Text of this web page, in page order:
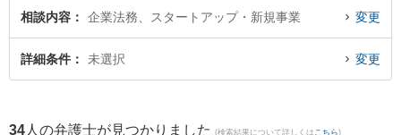
情報や弁護士費用、強みなどが注目されています。『滋賀県で土日や夜間に発
生したスタートアップ・新規事業のトラブルを今すぐに弁護士に相談したい』
『スタートアップ・新規事業のトラブル解決の実績豊富な近くの弁護士を検索
相談内容 企業法務、スタートアップ・新規事業 変更
詳細条件 未選択 変更
34 人の弁護士が見つかりました (検索結果について詳しくは こちら)